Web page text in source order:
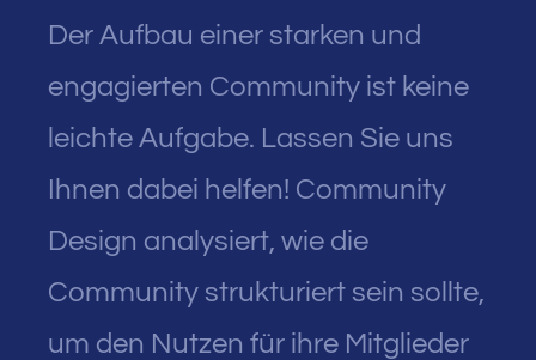
Der Aufbau einer starken und
engagierten Community ist keine
leichte Aufgabe. Lassen Sie uns
Ihnen dabei helfen! Community
Design analysiert, wie die
Community strukturiert sein sollte,
um den Nutzen für ihre Mitglieder